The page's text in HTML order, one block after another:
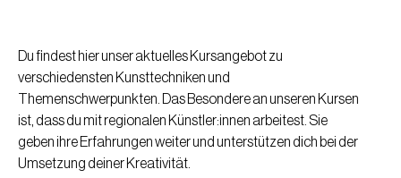
Du findest hier unser aktuelles Kursangebot zu
verschiedensten Kunsttechniken und
Themenschwerpunkten. Das Besondere an unseren Kursen
ist, dass du mit regionalen Künstler:innen arbeitest. Sie
geben ihre Erfahrungen weiter und unterstützen dich bei der
Umsetzung deiner Kreativität.